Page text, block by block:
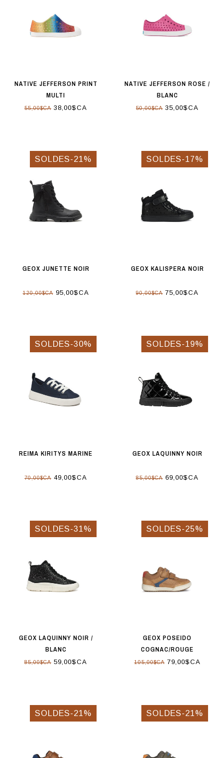
NATIVE JEFFERSON PRINT
MULTI
55,00$CA 38,00$CA
NATIVE JEFFERSON ROSE /
BLANC
50,00$CA 35,00$CA
SOLDES-21%
GEOX JUNETTE NOIR
120,00$CA95,00$CA
SOLDES-17%
GEOX KALISPERA NOIR
90,00$CA 75,00$CA
SOLDES-30%
REIMA KIRITYS MARINE
70,00$CA 49,00$CA
SOLDES-19%
GEOX LAQUINNY NOIR
85,00$CA 69,00$CA
SOLDES-31%
GEOX LAQUINNY NOIR /
BLANC
85,00$CA 59,00$CA
SOLDES-25%
GEOX POSEIDO
COGNAC/ROUGE
105,00$CA79,00$CA
SOLDES-21% SOLDES-21%